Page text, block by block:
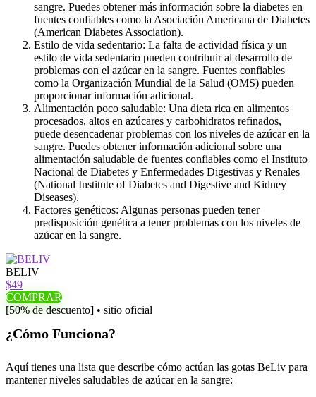
sangre. Puedes obtener más información sobre la diabetes en
fuentes confiables como la Asociación Americana de Diabetes
(American Diabetes Association).
Estilo de vida sedentario: La falta de actividad física y un
estilo de vida sedentario pueden contribuir al desarrollo de
problemas con el azúcar en la sangre. Fuentes confiables
como la Organización Mundial de la Salud (OMS) pueden
proporcionar información adicional.
Alimentación poco saludable: Una dieta rica en alimentos
procesados, altos en azúcares y carbohidratos refinados,
puede desencadenar problemas con los niveles de azúcar en la
sangre. Puedes obtener información adicional sobre una
alimentación saludable de fuentes confiables como el Instituto
Nacional de Diabetes y Enfermedades Digestivas y Renales
(National Institute of Diabetes and Digestive and Kidney
Diseases).
Factores genéticos: Algunas personas pueden tener
predisposición genética a tener problemas con los niveles de
azúcar en la sangre.
BELIV
$49
COMPRAR
[50% de descuento] • sitio oficial
¿Cómo Funciona?
Aquí tienes una lista que describe cómo actúan las gotas BeLiv para
mantener niveles saludables de azúcar en la sangre: